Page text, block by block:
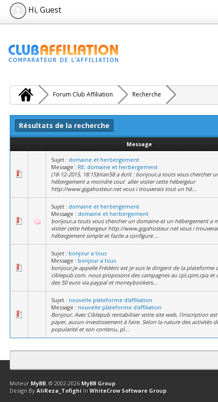
Hi, Guest
Forum Club Affiliation Recherche
Résultats de la recherche
Message
Sujet : domaine et herbergement
Message : RE: domaine et herbergement
(18-12-2015, 18:15)titan58 a écrit : bonjour,a touts vous chercher
hébergement a moindre cout aller visiter cette hébergeur
http://www.gigahosteur.net vous i trouverais tout un hé...
Sujet : domaine et herbergement
Message : domaine et herbergement
bonjour,a touts vous chercher un domaine et un hébergement a
visiter cette hébergeur http://www.gigahosteur.net vous i
hébergement simple et facile a configure ...
Sujet : bonjour a tous
Message : bonjour a tous
bonjour,je appelle Frédéric est je suis le dirigent de la plateforme
ciblepub.com. nous proposons des campagnes au cpl,cpm,cpa et
des 50 euro via paypal et moneybookers...
Sujet : nouvelle plateforme d'affiliation
Message : nouvelle plateforme d'affiliation
Bonjour, Avec Ciblepub rentabiliser votre site web, l'inscription
payer, aucun investissement à faire. Selon la nature des activités
popularité et son contenu, pl...
Contact Club Affiliation Retourner en haut Version bas-débit
Moteur MyBB, © 2002-2026 MyBB Group.
Design By AliReza_Tofighi In WhiteCrow Software Group.